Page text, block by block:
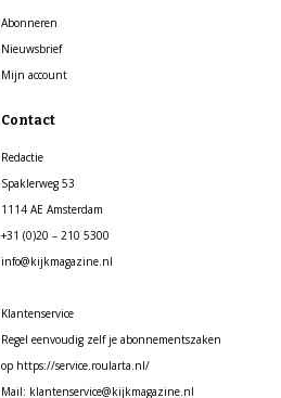
Abonneren
Nieuwsbrief
Mijn account
Contact
Redactie
Spaklerweg 53
1114 AE Amsterdam
+31 (0)20 – 210 5300
info@kijkmagazine.nl
Klantenservice
Regel eenvoudig zelf je abonnementszaken
op https://service.roularta.nl/
Mail: klantenservice@kijkmagazine.nl